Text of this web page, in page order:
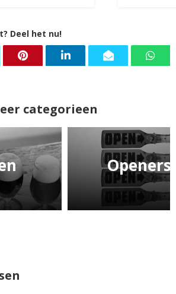
Deel het nu!
categorieen
Openers